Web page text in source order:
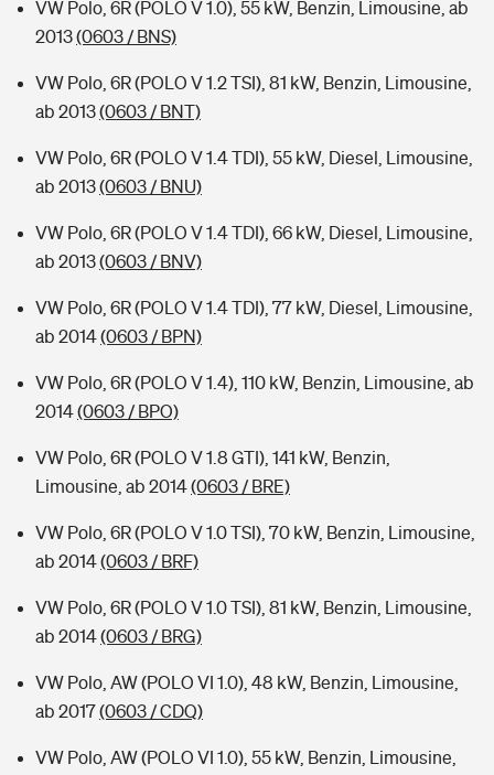
VW Polo, 6R (POLO V 1.0), 55 kW, Benzin, Limousine, ab
2013(0603 / BNS)
VW Polo, 6R (POLO V 1.2 TSI), 81 kW, Benzin, Limousine,
ab 2013(0603 / BNT)
VW Polo, 6R (POLO V 1.4 TDI), 55 kW, Diesel, Limousine,
ab 2013(0603 / BNU)
VW Polo, 6R (POLO V 1.4 TDI), 66 kW, Diesel, Limousine,
ab 2013(0603 / BNV)
VW Polo, 6R (POLO V 1.4 TDI), 77 kW, Diesel, Limousine,
ab 2014(0603 / BPN)
VW Polo, 6R (POLO V 1.4), 110 kW, Benzin, Limousine, ab
2014(0603 / BPO)
VW Polo, 6R (POLO V 1.8 GTI), 141 kW, Benzin,
Limousine, ab 2014(0603 / BRE)
VW Polo, 6R (POLO V 1.0 TSI), 70 kW, Benzin, Limousine,
ab 2014(0603 / BRF)
VW Polo, 6R (POLO V 1.0 TSI), 81 kW, Benzin, Limousine,
ab 2014(0603 / BRG)
VW Polo, AW (POLO VI 1.0), 48 kW, Benzin, Limousine,
ab 2017(0603 / CDQ)
VW Polo, AW (POLO VI 1.0), 55 kW, Benzin, Limousine,